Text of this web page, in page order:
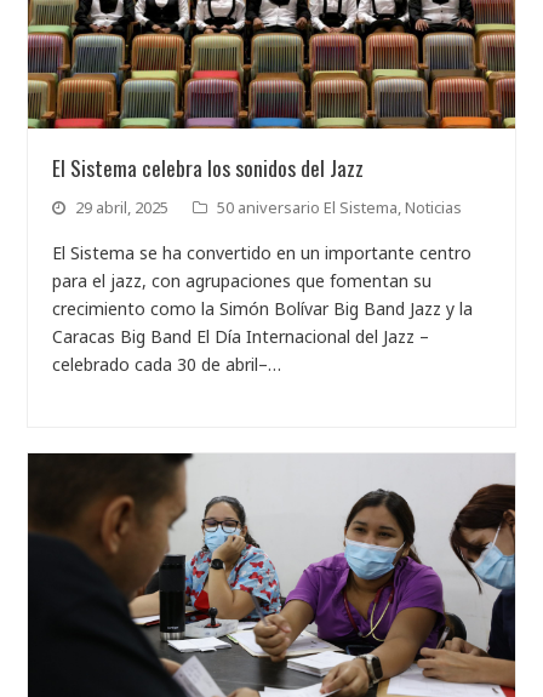
El Sistema celebra los sonidos del Jazz
29 abril, 2025 50 aniversario El Sistema,Noticias
El Sistema se ha convertido en un importante centro
para el jazz, con agrupaciones que fomentan su
crecimiento como la Simón Bolívar Big Band Jazz y la
Caracas Big Band El Día Internacional del Jazz –
celebrado cada 30 de abril–…